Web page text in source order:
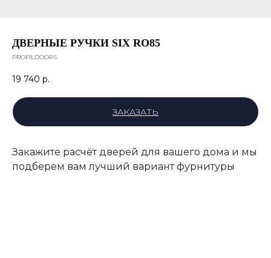
ДВЕРНЫЕ РУЧКИ SIX RO85
PROFILDOORS
19 740 р.
ЗАКАЗАТЬ
Закажите расчёт дверей для вашего дома и мы
подберем вам лучший вариант фурнитуры